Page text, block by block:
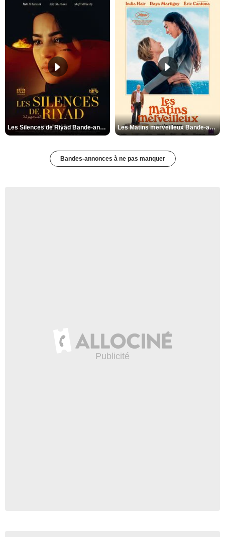
Les Silences de Riyad Bande-annonce VO STFR Les Matins merveilleux Bande-annonce VF
Bandes-annonces à ne pas manquer